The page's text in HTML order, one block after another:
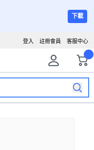
下載
客服中心
註冊會員
登入